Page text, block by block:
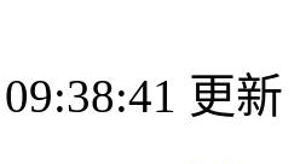
更新